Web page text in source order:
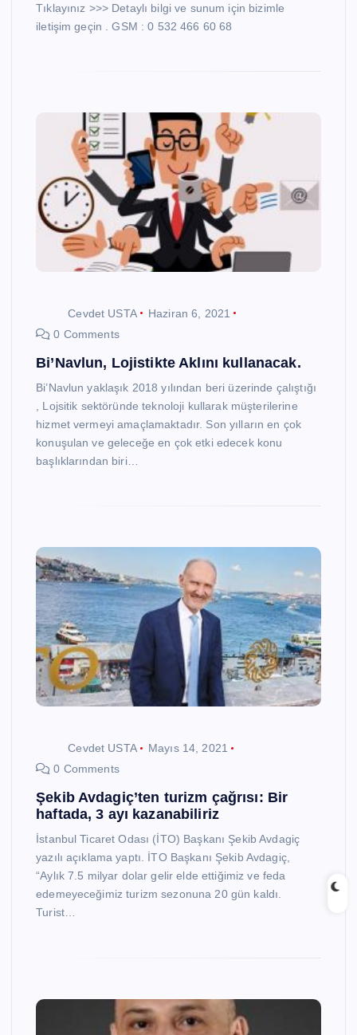
Tıklayınız >>> Detaylı bilgi ve sunum için bizimle
iletişim geçin . GSM : 0 532 466 60 68
Cevdet USTA
Haziran 6, 2021
0 Comments
Bi’Navlun, Lojistikte Aklını kullanacak.
Bi’Navlun yaklaşık 2018 yılından beri üzerinde çalıştığı
, Lojsitik sektöründe teknoloji kullarak müşterilerine
hizmet vermeyi amaçlamaktadır. Son yılların en çok
konuşulan ve geleceğe en çok etki edecek konu
başlıklarından biri…
Cevdet USTA
Mayıs 14, 2021
0 Comments
Şekib Avdagiç’ten turizm çağrısı: Bir
haftada, 3 ayı kazanabiliriz
İstanbul Ticaret Odası (İTO) Başkanı Şekib Avdagiç
yazılı açıklama yaptı. İTO Başkanı Şekib Avdagiç,
“Aylık 7.5 milyar dolar gelir elde ettiğimiz ve feda
edemeyeceğimiz turizm sezonuna 20 gün kaldı.
Turist…